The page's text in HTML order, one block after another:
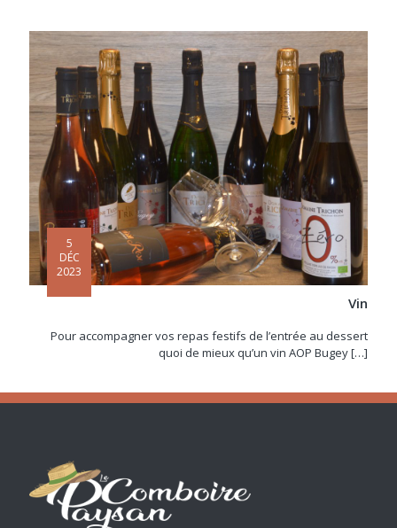
5
DÉC
2023
Vin
Pour accompagner vos repas festifs de l’entrée au dessert
quoi de mieux qu’un vin AOP Bugey[…]